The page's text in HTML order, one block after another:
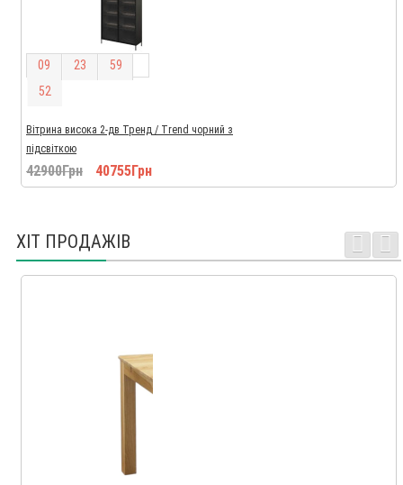
09 23 59
51
Вітрина висока 2-дв Тренд / Trend чорний з
підсвіткою
42900Грн 40755Грн
ХІТ ПРОДАЖІВ